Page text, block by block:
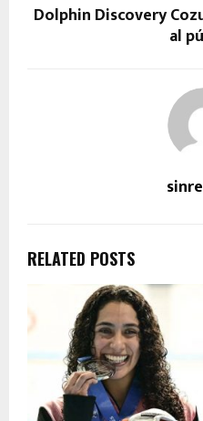
Dolphin Discovery
al
RELATED POSTS